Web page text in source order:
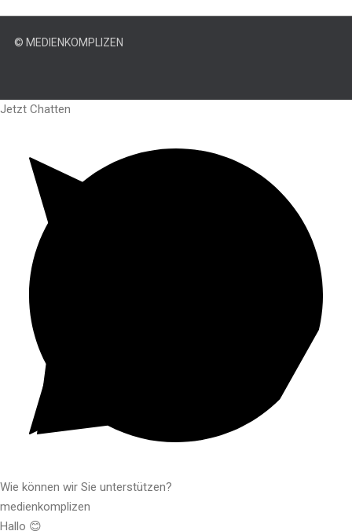
© MEDIENKOMPLIZEN
Jetzt Chatten
Wie können wir Sie unterstützen?
medienkomplizen
Hallo 😊